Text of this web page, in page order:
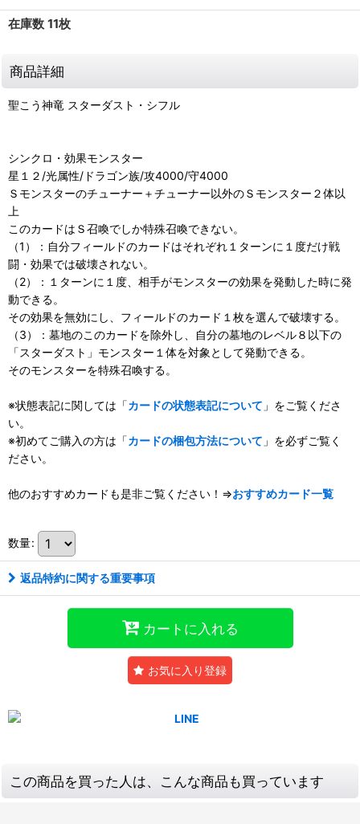
在庫数 11枚
商品詳細
聖こう神竜 スターダスト・シフル
シンクロ・効果モンスター
星１２/光属性/ドラゴン族/攻4000/守4000
Ｓモンスターのチューナー＋チューナー以外のＳモンスター２体以
上
このカードはＳ召喚でしか特殊召喚できない。
（1）：自分フィールドのカードはそれぞれ１ターンに１度だけ戦
闘・効果では破壊されない。
（2）：１ターンに１度、相手がモンスターの効果を発動した時に発
動できる。
その効果を無効にし、フィールドのカード１枚を選んで破壊する。
（3）：墓地のこのカードを除外し、自分の墓地のレベル８以下の
「スターダスト」モンスター１体を対象として発動できる。
そのモンスターを特殊召喚する。
※状態表記に関しては「カードの状態表記について 」をご覧くださ
い。
※初めてご購入の方は「カードの梱包方法について 」を必ずご覧く
ださい。
他のおすすめカードも是非ご覧ください！⇒おすすめカード一覧
数量:
返品特約に関する重要事項
カートに入れる
お気に入り登録
この商品を買った人は、こんな商品も買っています